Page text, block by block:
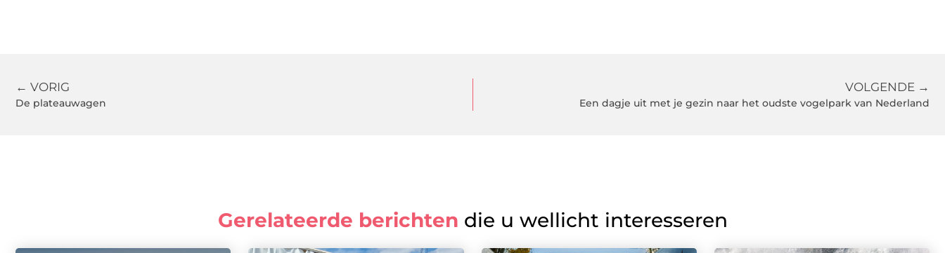
← VORIG
De plateauwagen
VOLGENDE →
Een dagje uit met je gezin naar het oudste vogelpark van Nederland
Gerelateerde berichten die u wellicht interesseren